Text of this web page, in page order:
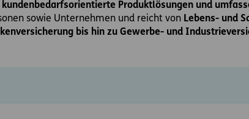
kundenbedarfsorientierte Produktlösungen und
sowie Unternehmen und reicht von Lebens- und
bis hin zu Gewerbe- und